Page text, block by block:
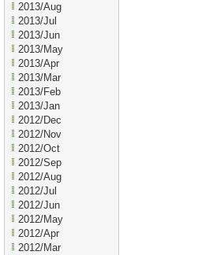
2013/Aug
2013/Jul
2013/Jun
2013/May
2013/Apr
2013/Mar
2013/Feb
2013/Jan
2012/Dec
2012/Nov
2012/Oct
2012/Sep
2012/Aug
2012/Jul
2012/Jun
2012/May
2012/Apr
2012/Mar